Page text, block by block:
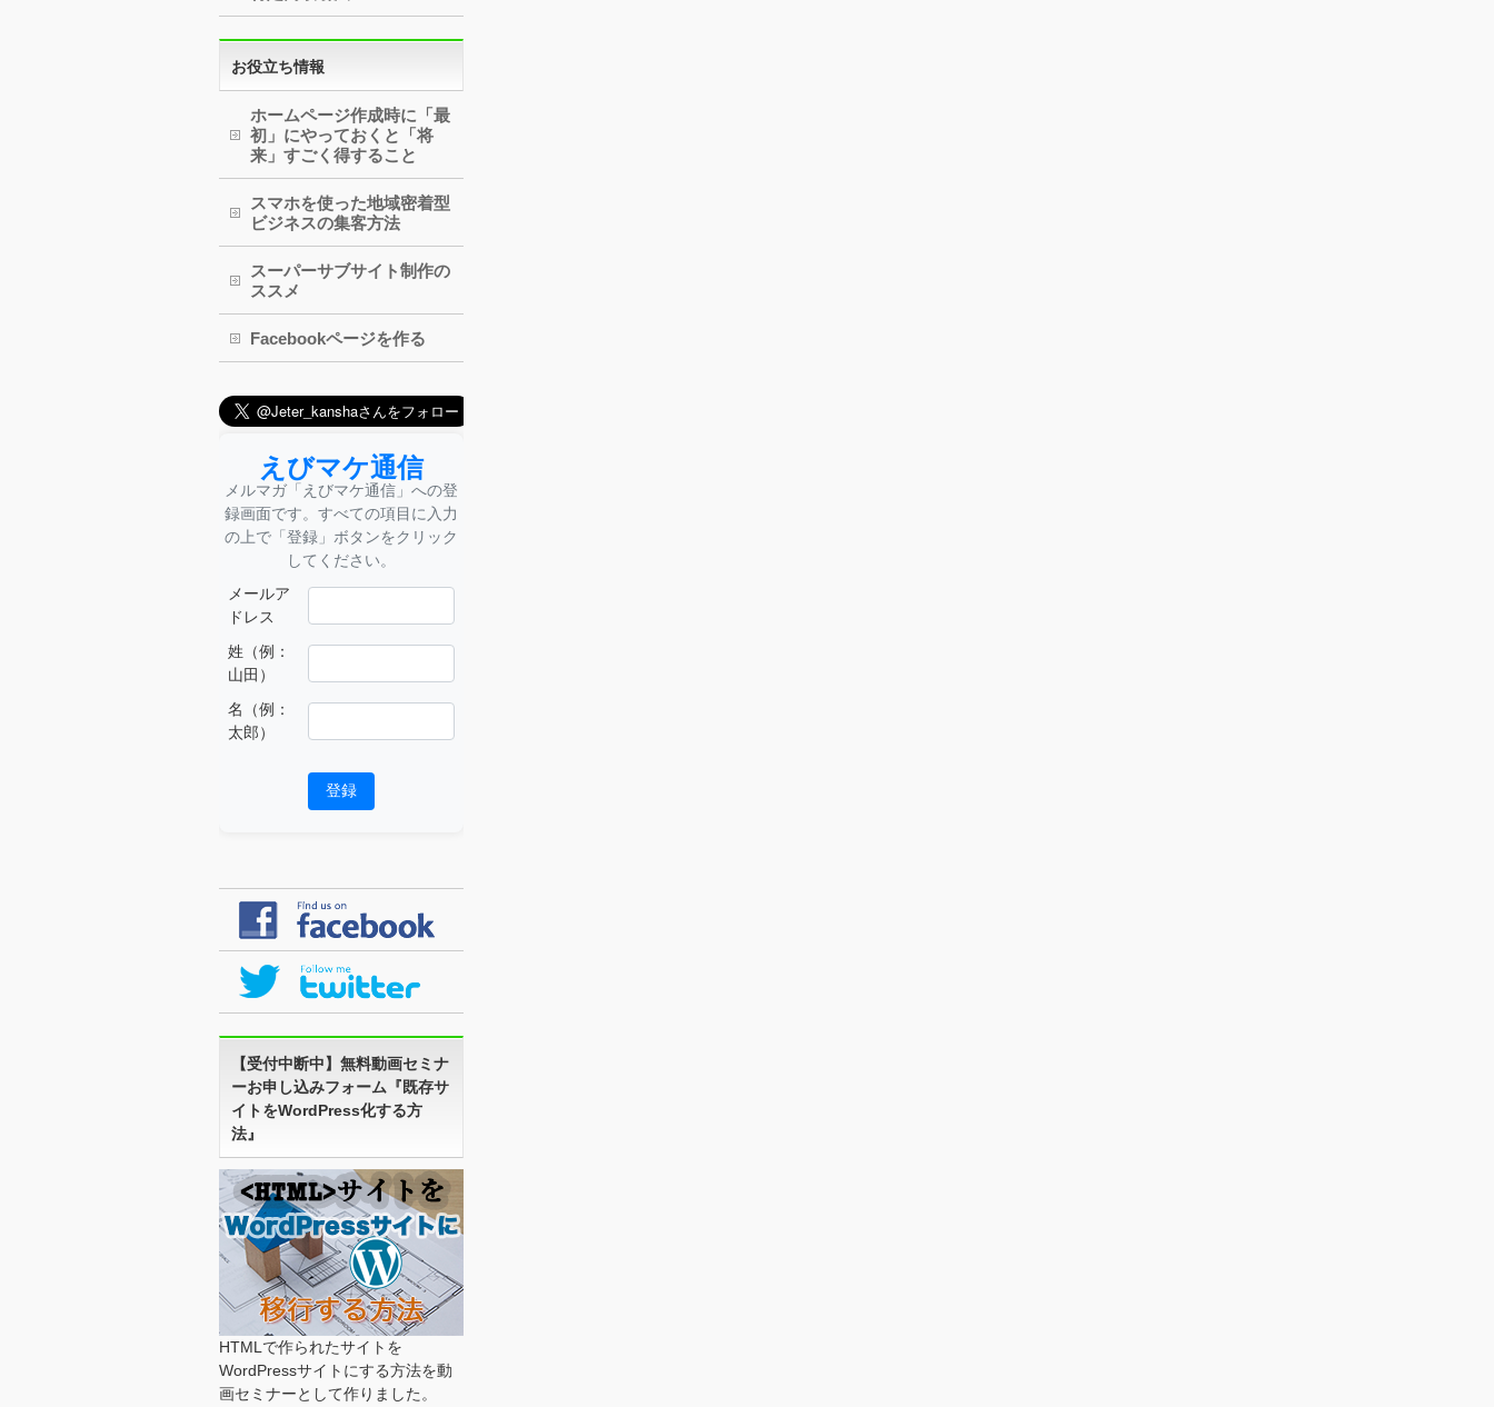
お役立ち情報
ホームページ作成時に「最
初」にやっておくと「将
来」すごく得すること
スマホを使った地域密着型
ビジネスの集客方法
スーパーサブサイト制作の
ススメ
Facebookページを作る
えびマケ通信
メルマガ「えびマケ通信」への登
録画面です。すべての項目に入力
の上で「登録」ボタンをクリック
してください。
メールア
ドレス
姓（例：
山田）
名（例：
太郎）
登録
【受付中断中】無料動画セミナ
ーお申し込みフォーム『既存サ
イトをWordPress化する方
法』
HTMLで作られたサイトを
WordPressサイトにする方法を動
画セミナーとして作りました。